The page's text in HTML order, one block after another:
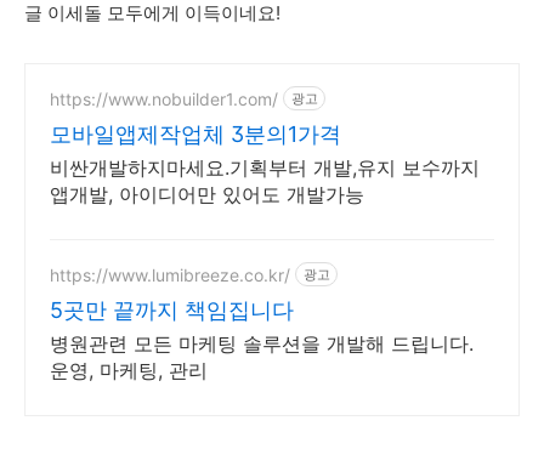
글 이세돌 모두에게 이득이네요!
https://www.nobuilder1.com/ 광고
모바일앱제작업체 3분의1가격
비싼개발하지마세요.기획부터 개발,유지 보수까지
앱개발, 아이디어만 있어도 개발가능
https://www.lumibreeze.co.kr/ 광고
5곳만 끝까지 책임집니다
병원관련 모든 마케팅 솔루션을 개발해 드립니다.
운영, 마케팅, 관리